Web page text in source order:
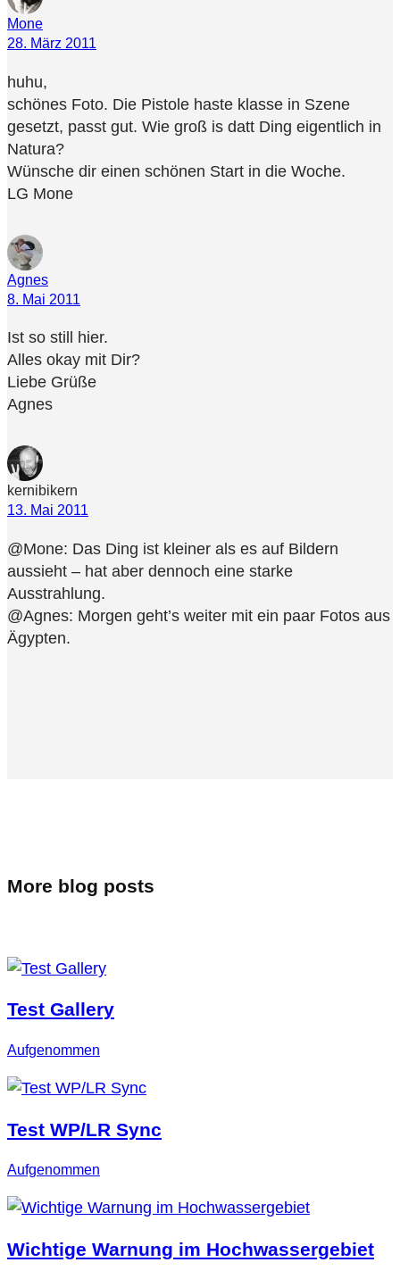
Mone
28. März 2011
huhu,
schönes Foto. Die Pistole haste klasse in Szene
gesetzt, passt gut. Wie groß is datt Ding eigentlich in
Natura?
Wünsche dir einen schönen Start in die Woche.
LG Mone
Agnes
8. Mai 2011
Ist so still hier.
Alles okay mit Dir?
Liebe Grüße
Agnes
kernibikern
13. Mai 2011
@Mone: Das Ding ist kleiner als es auf Bildern
aussieht – hat aber dennoch eine starke
Ausstrahlung.
@Agnes: Morgen geht’s weiter mit ein paar Fotos aus
Ägypten.
More blog posts
Test Gallery
Aufgenommen
Test WP/LR Sync
Aufgenommen
Wichtige Warnung im Hochwassergebiet